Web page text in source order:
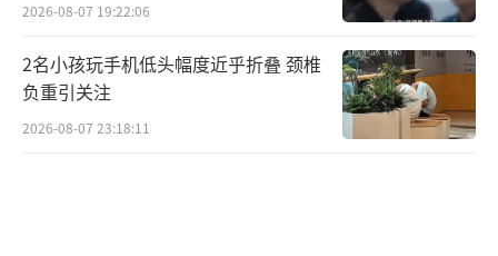
2026-08-07 19:22:06
2名小孩玩手机低头幅度近乎折叠 颈椎
负重引关注
2026-08-07 23:18:11